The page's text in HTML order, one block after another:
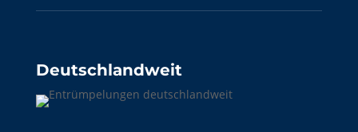
Deutschlandweit